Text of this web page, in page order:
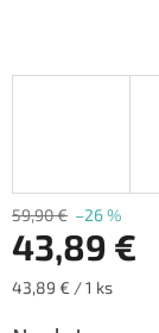
59,90 € –26 %
43,89 €
Jednotková
43,89 € / 1 ks